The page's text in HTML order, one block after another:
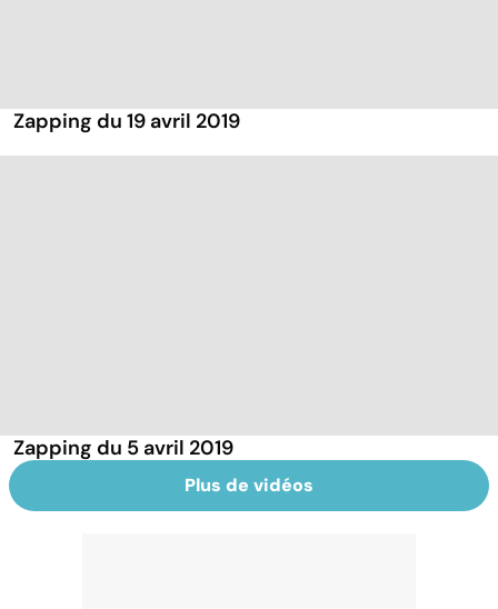
Zapping du 19 avril 2019
Zapping du 5 avril 2019
Plus de vidéos